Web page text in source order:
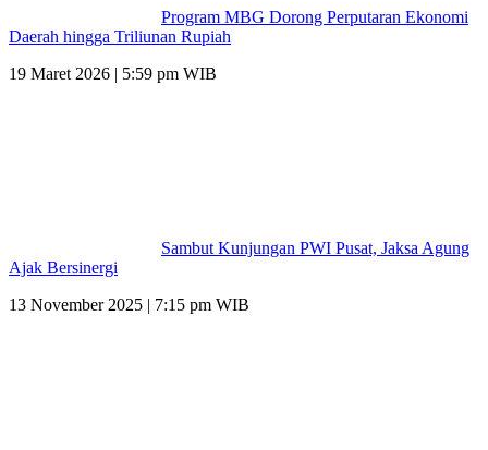
Program MBG Dorong Perputaran Ekonomi
Daerah hingga Triliunan Rupiah
19 Maret 2026 | 5:59 pm WIB
Sambut Kunjungan PWI Pusat, Jaksa Agung
Ajak Bersinergi
13 November 2025 | 7:15 pm WIB